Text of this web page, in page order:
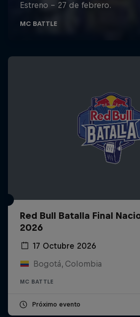
Red Bull Batalla Final
2026
17 Octubre 2026
Bogotá, Colombia
MC BATTLE
Próximo evento